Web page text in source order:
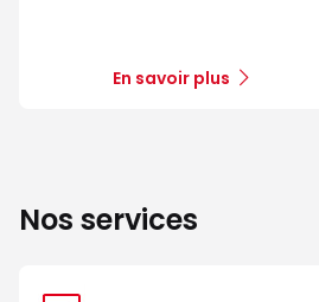
En savoir plus
Nos services